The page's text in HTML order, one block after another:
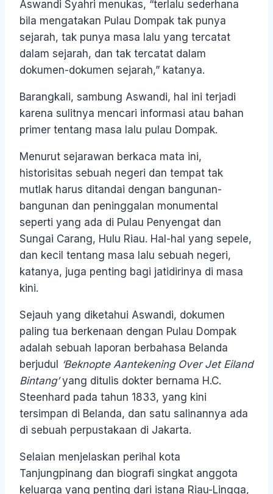
Aswandi Syahri menukas, “terlalu sederhana
bila mengatakan Pulau Dompak tak punya
sejarah, tak punya masa lalu yang tercatat
dalam sejarah, dan tak tercatat dalam
dokumen-dokumen sejarah,” katanya.
Barangkali, sambung Aswandi, hal ini terjadi
karena sulitnya mencari informasi atau bahan
primer tentang masa lalu pulau Dompak.
Menurut sejarawan berkaca mata ini,
historisitas sebuah negeri dan tempat tak
mutlak harus ditandai dengan bangunan-
bangunan dan peninggalan monumental
seperti yang ada di Pulau Penyengat dan
Sungai Carang, Hulu Riau. Hal-hal yang sepele,
dan kecil tentang masa lalu sebuah negeri,
katanya, juga penting bagi jatidirinya di masa
kini.
Sejauh yang diketahui Aswandi, dokumen
paling tua berkenaan dengan Pulau Dompak
adalah sebuah laporan berbahasa Belanda
berjudul
‘Beknopte Aantekening Over Jet Eiland
Bintang’yang ditulis dokter bernama H.C.
Steenhard pada tahun 1833, yang kini
tersimpan di Belanda, dan satu salinannya ada
di sebuah perpustakaan di Jakarta.
Selaian menjelaskan perihal kota
Tanjungpinang dan biografi singkat anggota
keluarga yang penting dari istana Riau-Lingga,